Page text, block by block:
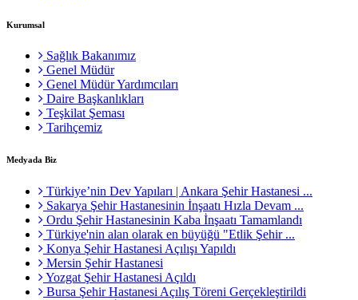
Kurumsal
Sağlık Bakanımız
Genel Müdür
Genel Müdür Yardımcıları
Daire Başkanlıkları
Teşkilat Şeması
Tarihçemiz
Medyada Biz
Türkiye’nin Dev Yapıları | Ankara Şehir Hastanesi ...
Sakarya Şehir Hastanesinin İnşaatı Hızla Devam ...
Ordu Şehir Hastanesinin Kaba İnşaatı Tamamlandı
Türkiye'nin alan olarak en büyüğü "Etlik Şehir ...
Konya Şehir Hastanesi Açılışı Yapıldı
Mersin Şehir Hastanesi
Yozgat Şehir Hastanesi Açıldı
Bursa Şehir Hastanesi Açılış Töreni Gerçekleştirildi